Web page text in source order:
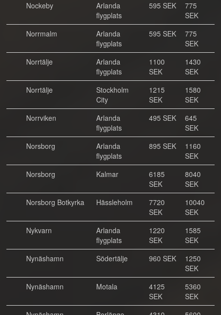
Nockeby
Arlanda
flygplats
595 SEK
775
SEK
Norrmalm
Arlanda
flygplats
595 SEK
775
SEK
Norrtälje
Arlanda
flygplats
1100
SEK
1430
SEK
Norrtälje
Stockholm
City
1215
SEK
1580
SEK
Norrviken
Arlanda
flygplats
495 SEK
645
SEK
Norsborg
Arlanda
flygplats
895 SEK
1160
SEK
Norsborg
Kalmar
6185
SEK
8040
SEK
Norsborg Botkyrka
Hässleholm
7720
SEK
10040
SEK
Nykvarn
Arlanda
flygplats
1220
SEK
1585
SEK
Nynäshamn
Södertälje 960 SEK
1250
SEK
Nynäshamn
Motala
4125
SEK
5360
SEK